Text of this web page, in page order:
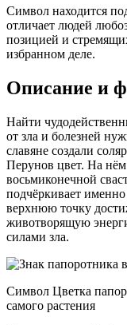
Символ находится
отличает людей
позицией и
избранном деле.
Описание и
Найти
от зла и болезней
славяне создали
Перунов цвет. На
восьмиконечной
подчёркивает
верхнюю точку
животворящую
силами зла.
Символ Цветка
самого растения